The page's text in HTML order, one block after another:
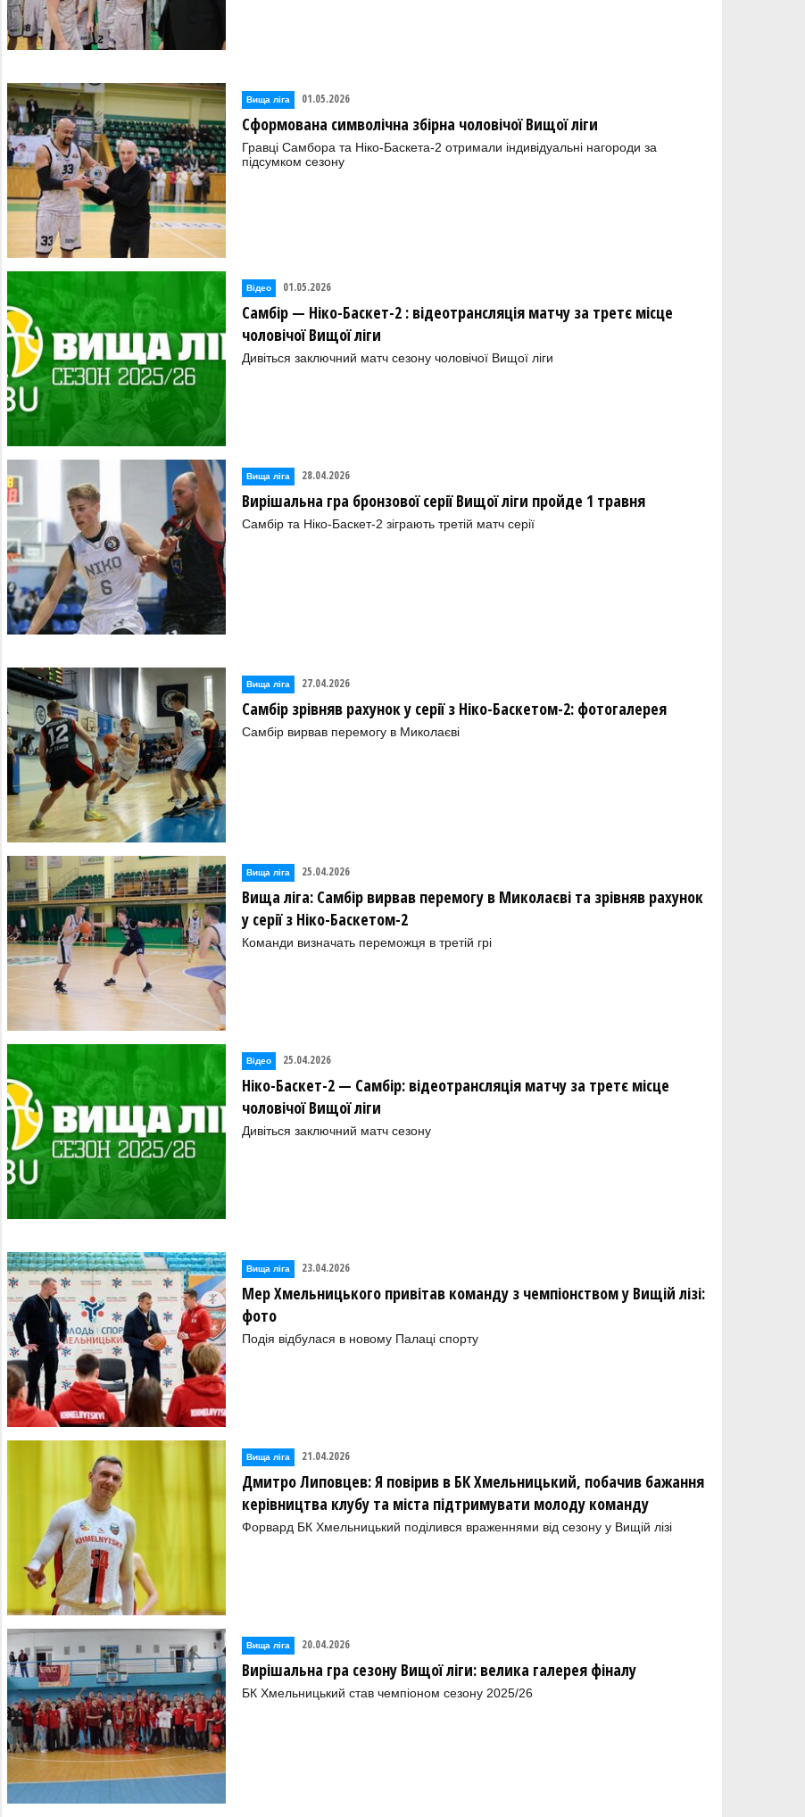
Вища лiга 01.05.2026
Сформована символічна збірна чоловічої Вищої ліги
Гравці Самбора та Ніко-Баскета-2 отримали індивідуальні нагороди за
підсумком сезону
Відео 01.05.2026
Самбір — Ніко-Баскет-2 : відеотрансляція матчу за третє місце
чоловічої Вищої ліги
Дивіться заключний матч сезону чоловічої Вищої ліги
Вища лiга 28.04.2026
Вирішальна гра бронзової серії Вищої ліги пройде 1 травня
Самбір та Ніко-Баскет-2 зіграють третій матч серії
Вища лiга 27.04.2026
Самбір зрівняв рахунок у серії з Ніко-Баскетом-2: фотогалерея
Самбір вирвав перемогу в Миколаєві
Вища лiга 25.04.2026
Вища ліга: Самбір вирвав перемогу в Миколаєві та зрівняв рахунок
у серії з Ніко-Баскетом-2
Команди визначать переможця в третій грі
Відео 25.04.2026
Ніко-Баскет-2 — Самбір: відеотрансляція матчу за третє місце
чоловічої Вищої ліги
Дивіться заключний матч сезону
Вища лiга 23.04.2026
Мер Хмельницького привітав команду з чемпіонством у Вищій лізі:
фото
Подія відбулася в новому Палаці спорту
Вища лiга 21.04.2026
Дмитро Липовцев: Я повірив в БК Хмельницький, побачив бажання
керівництва клубу та міста підтримувати молоду команду
Форвард БК Хмельницький поділився враженнями від сезону у Вищій лізі
Вища лiга 20.04.2026
Вирішальна гра сезону Вищої ліги: велика галерея фіналу
БК Хмельницький став чемпіоном сезону 2025/26